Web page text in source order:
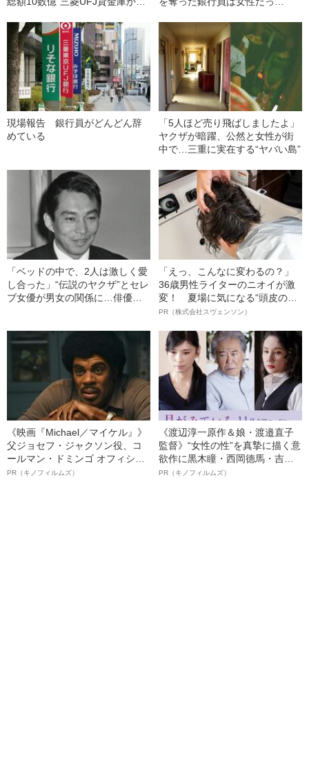
体”「女優でいえば…」
の正体”に驚きの声
現場報告 銀行員がどんどん辞
めている
「5人ほど売り飛ばしましたよ」
ヤクザが暗躍、公然と女性が街
中で…三重に実在する“ヤバい島”
「ベッドの中で、2人は激しく愛
し合った」“伝説のヤクザ”とセレ
ブ女優が男女の関係に…俳優に
「えっ、こんなに変わるの？」
36歳男性ライターのニオイが激
変！ 夏場に気になる“頭皮のニ
オイ”や“ベタつき”を解消す
ト”が生み出した徹底ケアとは
PR（株式会社スヴェンソン）
《映画『Michael／マイケル』》
父ジョセフ・ジャクソン役、コ
ールマン・ドミンゴ オフィシャ
ルインタビュー“観客を魅了した
PR（キノフィルムズ）
《渡辺淳一原作＆娘・渡邉直子
監督》“女性の性”を真摯に描く意
欲作に黒木瞳・西岡德馬・吉田
羊が出演決定！《映画『月がみ
PR（キノフィルムズ）